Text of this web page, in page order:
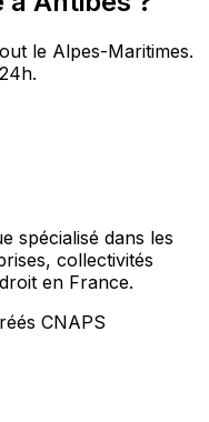
le Alpes-Maritimes.
spécialisé dans les
collectivités
en France.
CNAPS